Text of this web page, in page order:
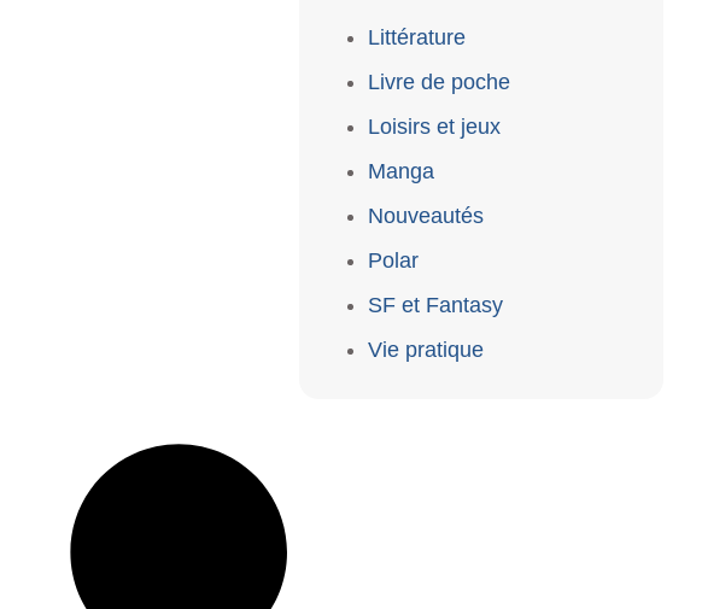
Littérature
Livre de poche
Loisirs et jeux
Manga
Nouveautés
Polar
SF et Fantasy
Vie pratique